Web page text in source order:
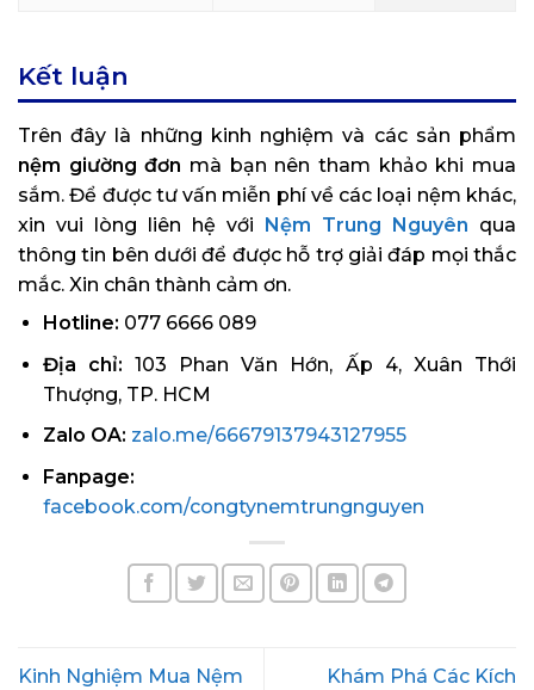
Kết luận
Trên đây là những kinh nghiệm và các sản phẩm
nệm giường đơn mà bạn nên tham khảo khi mua
sắm. Để được tư vấn miễn phí về các loại nệm khác,
xin vui lòng liên hệ với Nệm Trung Nguyên qua
thông tin bên dưới để được hỗ trợ giải đáp mọi thắc
mắc. Xin chân thành cảm ơn.
Hotline: 077 6666 089
Địa chỉ: 103 Phan Văn Hớn, Ấp 4, Xuân Thới
Thượng, TP. HCM
Zalo OA: zalo.me/66679137943127955
Fanpage:
facebook.com/congtynemtrungnguyen
Kinh Nghiệm Mua Nệm
Khám Phá Các Kích